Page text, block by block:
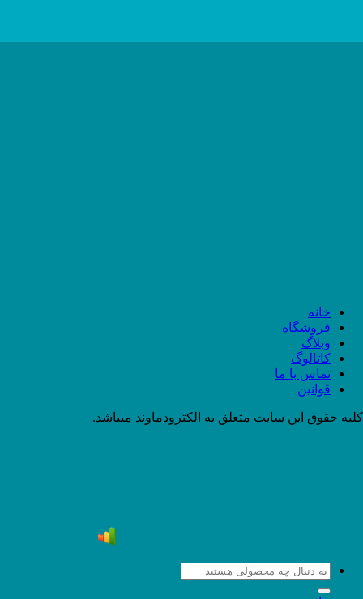
خانه
فروشگاه
وبلاگ
کاتالوگ
تماس با ما
قوانین
کلیه حقوق این سایت متعلق به الکترودماوند میباشد.
جستجو